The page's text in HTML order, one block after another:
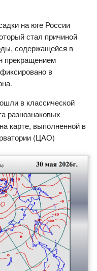
на юге России
стал причиной
содержащейся в
прекращением
в
в классической
разнознаковых
карте, выполненной в
(ЦАО)